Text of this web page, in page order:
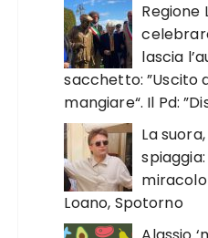
Regione
lascia
sacchetto: ”Uscito
mangiare“. Il Pd:
La
Loano, Spotorno